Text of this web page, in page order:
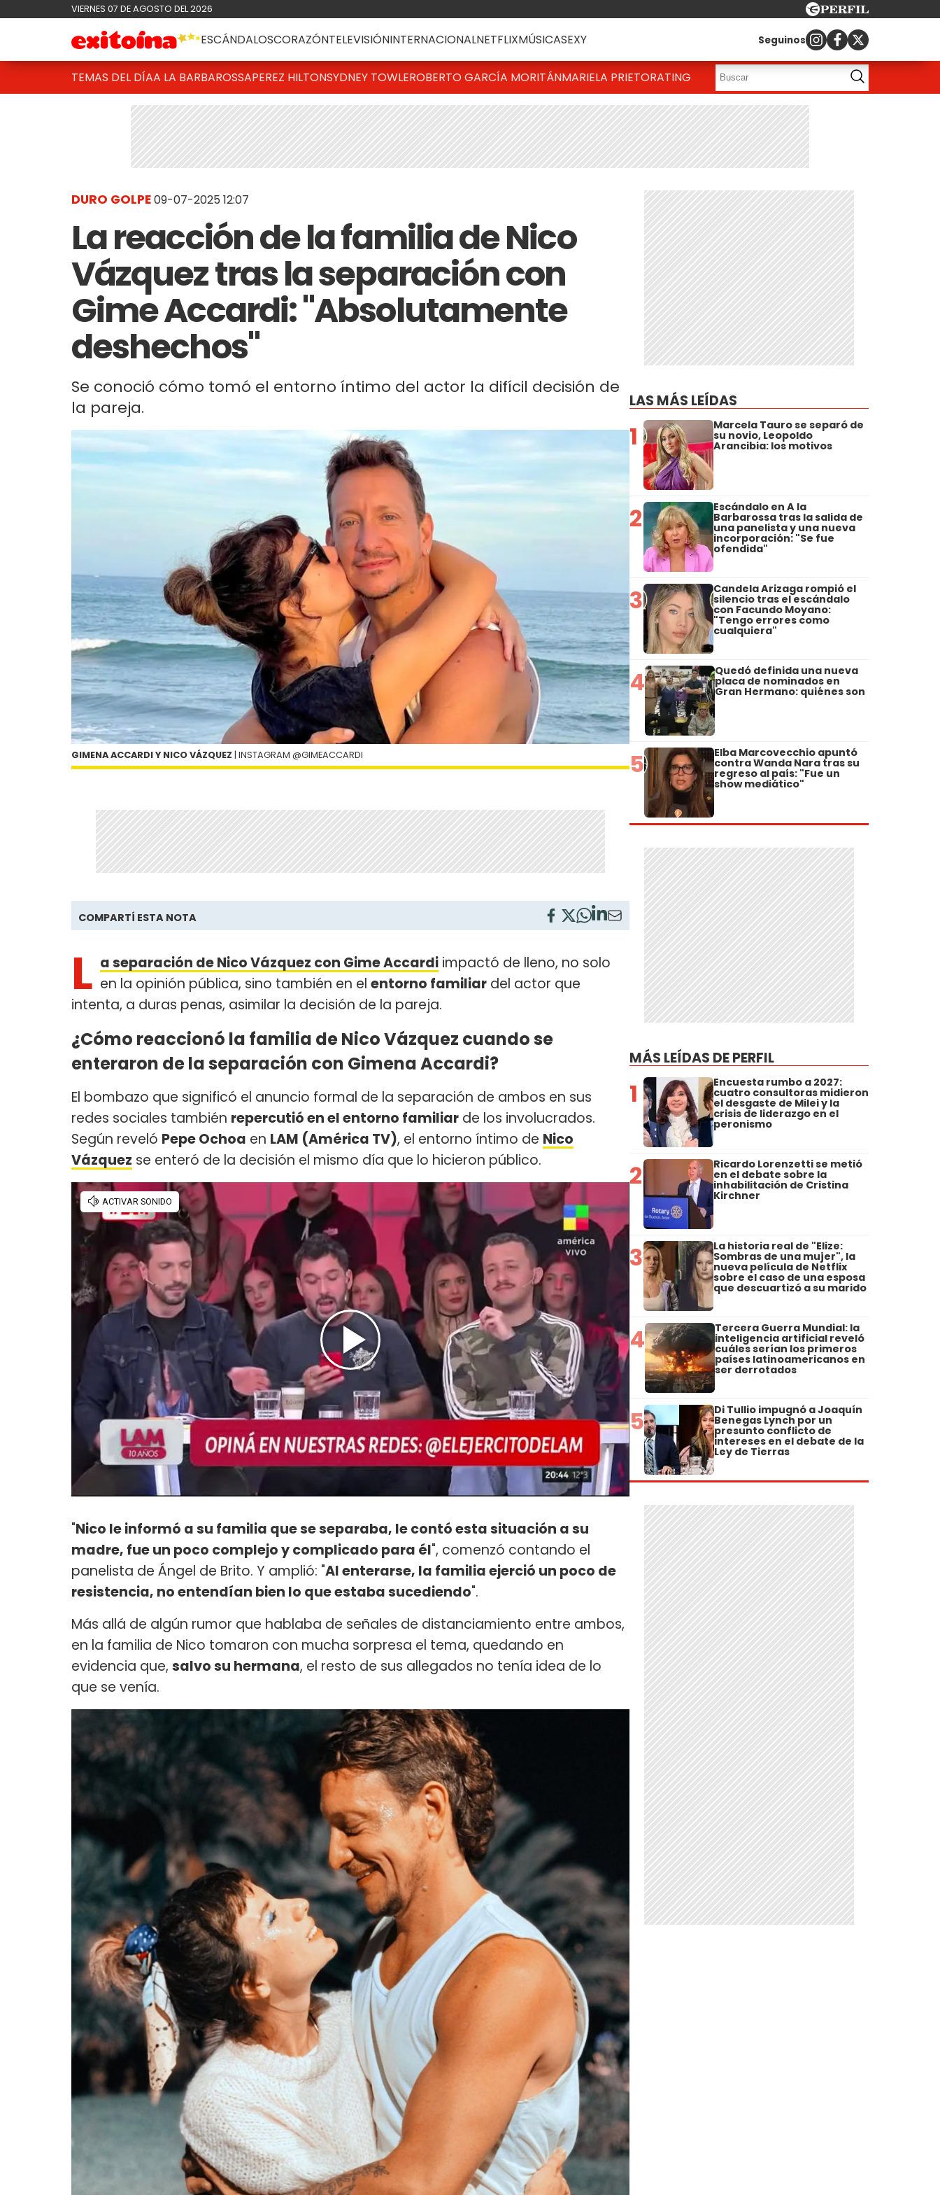
VIERNES 07 DE AGOSTO DEL 2026
ESCÁNDALOSCORAZÓNTELEVISIÓNINTERNACIONALNETFLIXMÚSICASEXY Seguinos
TEMAS DEL DÍAA LA BARBAROSSAPEREZ HILTONSYDNEY TOWLEROBERTO GARCÍA MORITÁNMARIELA PRIETORATING
DURO GOLPE09-07-2025 12:07
La reacción de la familia de Nico
Vázquez tras la separación con
Gime Accardi: "Absolutamente
deshechos"
Se conoció cómo tomó el entorno íntimo del actor la difícil decisión de
la pareja.
GIMENA ACCARDI Y NICO VÁZQUEZ | INSTAGRAM @GIMEACCARDI
COMPARTÍ ESTA NOTA
L a separación de Nico Vázquez con Gime Accardi impactó de lleno, no solo
en la opinión pública, sino también en el entorno familiar del actor que
intenta, a duras penas, asimilar la decisión de la pareja.
¿Cómo reaccionó la familia de Nico Vázquez cuando se
enteraron de la separación con Gimena Accardi?
El bombazo que significó el anuncio formal de la separación de ambos en sus
redes sociales también repercutió en el entorno familiar de los involucrados.
Según reveló Pepe Ochoa en LAM (América TV), el entorno íntimo de Nico
Vázquez se enteró de la decisión el mismo día que lo hicieron público.
"Nico le informó a su familia que se separaba, le contó esta situación a su
madre, fue un poco complejo y complicado para él", comenzó contando el
panelista de Ángel de Brito. Y amplió: "Al enterarse, la familia ejerció un poco de
resistencia, no entendían bien lo que estaba sucediendo".
Más allá de algún rumor que hablaba de señales de distanciamiento entre ambos,
en la familia de Nico tomaron con mucha sorpresa el tema, quedando en
evidencia que, salvo su hermana, el resto de sus allegados no tenía idea de lo
que se venía.
LAS MÁS LEÍDAS
1 Marcela Tauro se separó de
su novio, Leopoldo
Arancibia: los motivos
2 Escándalo en A la
Barbarossa tras la salida de
una panelista y una nueva
incorporación: "Se fue
ofendida"
3 Candela Arizaga rompió el
silencio tras el escándalo
con Facundo Moyano:
"Tengo errores como
cualquiera"
4 Quedó definida una nueva
placa de nominados en
Gran Hermano: quiénes son
5 Elba Marcovecchio apuntó
contra Wanda Nara tras su
regreso al país: "Fue un
show mediático"
MÁS LEÍDAS DE PERFIL
1 Encuesta rumbo a 2027:
cuatro consultoras midieron
el desgaste de Milei y la
crisis de liderazgo en el
peronismo
2 Ricardo Lorenzetti se metió
en el debate sobre la
inhabilitación de Cristina
Kirchner
3 La historia real de "Elize:
Sombras de una mujer", la
nueva película de Netflix
sobre el caso de una esposa
que descuartizó a su marido
4 Tercera Guerra Mundial: la
inteligencia artificial reveló
cuáles serían los primeros
países latinoamericanos en
ser derrotados
5 Di Tullio impugnó a Joaquín
Benegas Lynch por un
presunto conflicto de
intereses en el debate de la
Ley de Tierras